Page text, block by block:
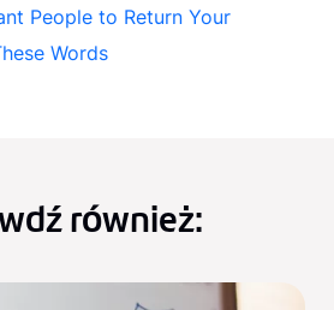
People to Return Your
Words
również: